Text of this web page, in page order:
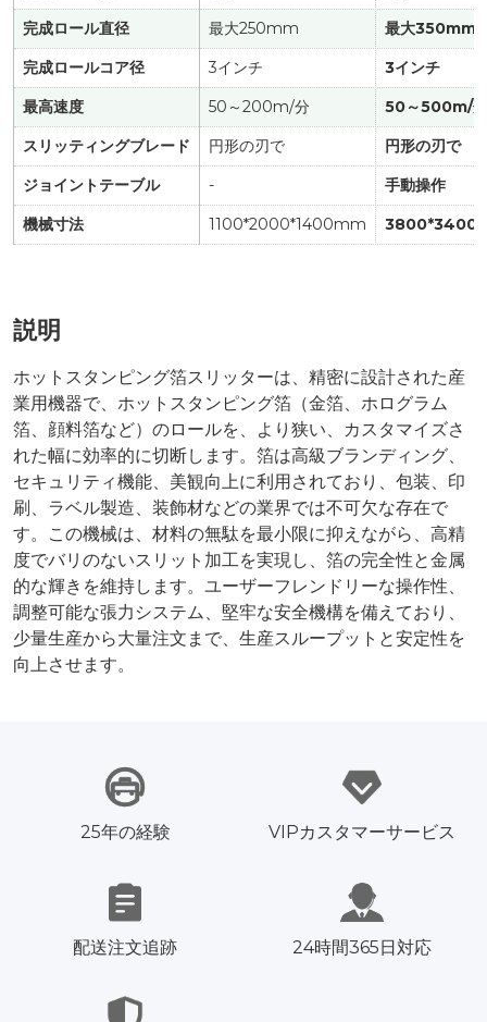
完成ロール直径
最大250mm
最大350mm
完成ロールコア径
3インチ
3インチ
最高速度
50～200m/分
50～500m/分
スリッティングブレード
円形の刃で
円形の刃で
ジョイントテーブル
-
手動操作
機械寸法
1100*2000*1400mm
説明
ホットスタンピング箔スリッターは、精密に設計された産
業用機器で、ホットスタンピング箔（金箔、ホログラム
箔、顔料箔など）のロールを、より狭い、カスタマイズさ
れた幅に効率的に切断します。箔は高級ブランディング、
セキュリティ機能、美観向上に利用されており、包装、印
刷、ラベル製造、装飾材などの業界では不可欠な存在で
す。この機械は、材料の無駄を最小限に抑えながら、高精
度でバリのないスリット加工を実現し、箔の完全性と金属
的な輝きを維持します。ユーザーフレンドリーな操作性、
調整可能な張力システム、堅牢な安全機構を備えており、
少量生産から大量注文まで、生産スループットと安定性を
向上させます。
25年の経験 VIPカスタマーサービス
配送注文追跡 24時間365日対応